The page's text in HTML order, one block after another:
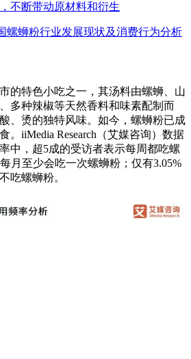
不断带动原材料和衍生
特色小吃之一，其汤料由螺蛳、山
多种辣椒等天然香料和味素配制而
、烫的独特风味。如今，螺蛳粉已成
。iiMedia Research（艾媒咨询）数据
中，超5成的受访者表示每周都吃螺
月至少会吃一次螺蛳粉；仅有3.05%
吃螺蛳粉。